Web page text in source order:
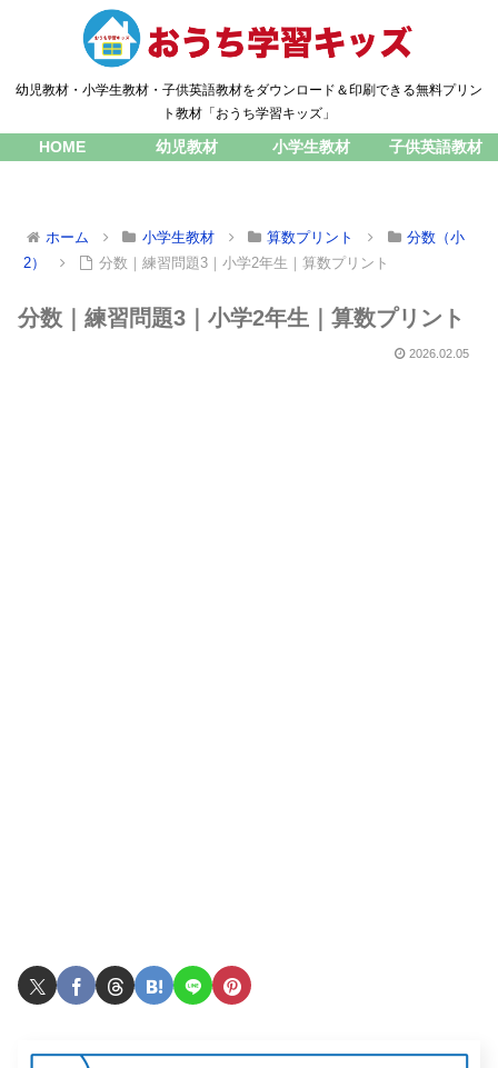
幼児教材・小学生教材・子供英語教材をダウンロード＆印刷できる無料プリン
ト教材「おうち学習キッズ」
HOME 幼児教材 小学生教材 子供英語教材
ホーム 小学生教材 算数プリント
分数（小
2）
分数｜練習問題3｜小学2年生｜算数プリント
分数｜練習問題3｜小学2年生｜算数プリント
2026.02.05